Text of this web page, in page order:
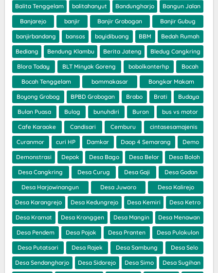
Balita Tenggelam balitahanyut Bandungharjo Bangun Jalan
Banjarejo banjir Banjir Grobogan Banjir Gubug
banjirbandang bansos bayidibuang BBM Bedah Rumah
Bediang Bendung Klambu Berita Jateng Bledug Cangkring
Blora Today BLT Minyak Goreng bobolkonterhp Bocah
Bocah Tenggelam bommakasar Bongkar Makam
Boyong Grobog BPBD Grobogan Brabo Brati Budaya
Bulan Puasa Bulog bunuhdiri Buron bus vs motor
Cafe Karaoke Candisari Cemburu cintasesamajenis
Curanmor curi HP Damkar Daop 4 Semarang Demo
Demonstrasi Depok Desa Bago Desa Belor Desa Boloh
Desa Cangkring Desa Curug Desa Gaji Desa Godan
Desa Harjowinangun Desa Juworo Desa Kalirejo
Desa Karangrejo Desa Kedungrejo Desa Kemiri Desa Ketro
Desa Kramat Desa Kronggen Desa Mangin Desa Menawan
Desa Pendem Desa Pojok Desa Pranten Desa Pulokulon
Desa Putatsari Desa Rajek Desa Sambung Desa Selo
Desa Sendangharjo Desa Sidorejo Desa Simo Desa Sugihan